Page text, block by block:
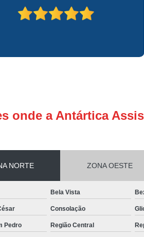
onde a Antártica
NORTE ZONA OESTE
Bela Vista
Consolação
Pedro Região Central